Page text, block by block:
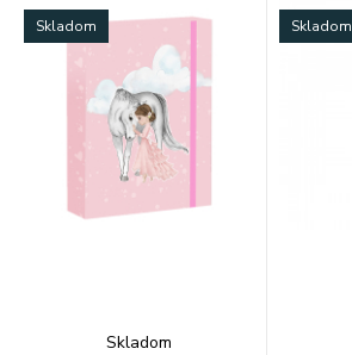
Skladom
Skladom
Skladom